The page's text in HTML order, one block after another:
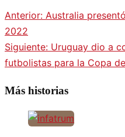
Anterior: Australia
2022
Siguiente: Uruguay dio a
futbolistas para la Copa
Más historias